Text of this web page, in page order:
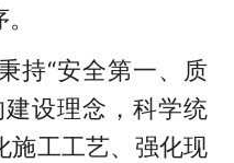
持“安全第一、质
设理念，科学统
施工工艺、强化现